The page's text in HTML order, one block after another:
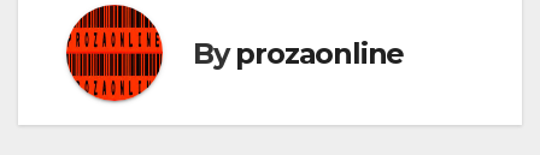
Byprozaonline